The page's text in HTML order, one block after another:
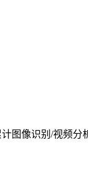
像识别/视频分